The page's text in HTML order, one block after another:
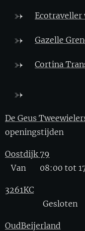
Ecotraveller
Gazelle
Cortina
De Geus
openingstijden
Oostdijk 79
Van 08:00 tot
3261KC
Gesloten
OudBeijerland